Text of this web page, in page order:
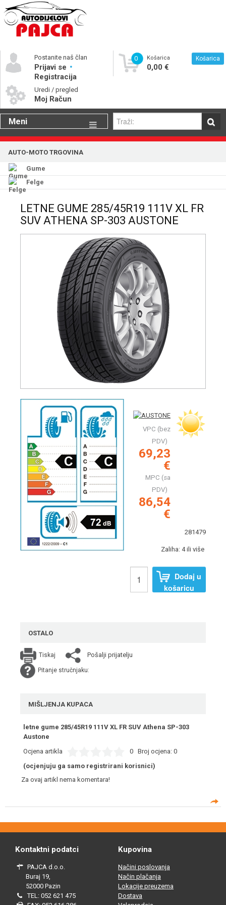
Postanite naš član
Prijavi se
Registracija
Uredi / pregled
Moj Račun
0 Košarica
0,00 €
Košarica
Meni
Gume
Katalog rezervnih dijelova
AUTO-MOTO TRGOVINA
Gume
Felge
LETNE GUME 285/45R19 111V XL FR
SUV ATHENA SP-303 AUSTONE
VPC (bez
PDV)
69,23
€
MPC (sa
PDV)
86,54
€
281479
Zaliha: 4 ili više
Dodaj u
košaricu
OSTALO
Tiskaj Pošalji prijatelju
Pitanje stručnjaku:
MIŠLJENJA KUPACA
letne gume 285/45R19 111V XL FR SUV Athena SP-303
Austone
Ocjena artikla
0 Broj ocjena: 0
(ocjenjuju ga samo registrirani korisnici)
Za ovaj artikl nema komentara!
Kontaktni podatci
PAJCA d.o.o.
Buraj 19,
52000 Pazin
TEL: 052 621 475
Kupovina
Načini poslovanja
Način plačanja
Lokacije preuzema
Dostava